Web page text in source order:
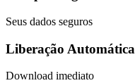
Seus dados seguros
Liberação Automática
Download imediato